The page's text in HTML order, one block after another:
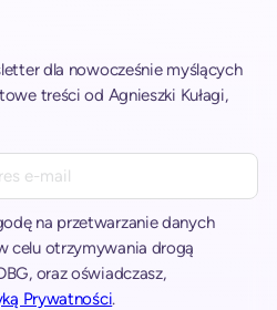
dla nowocześnie myślących
treści od Agnieszki Kułagi,
na przetwarzanie danych
celu otrzymywania drogą
oraz oświadczasz,
Prywatności.